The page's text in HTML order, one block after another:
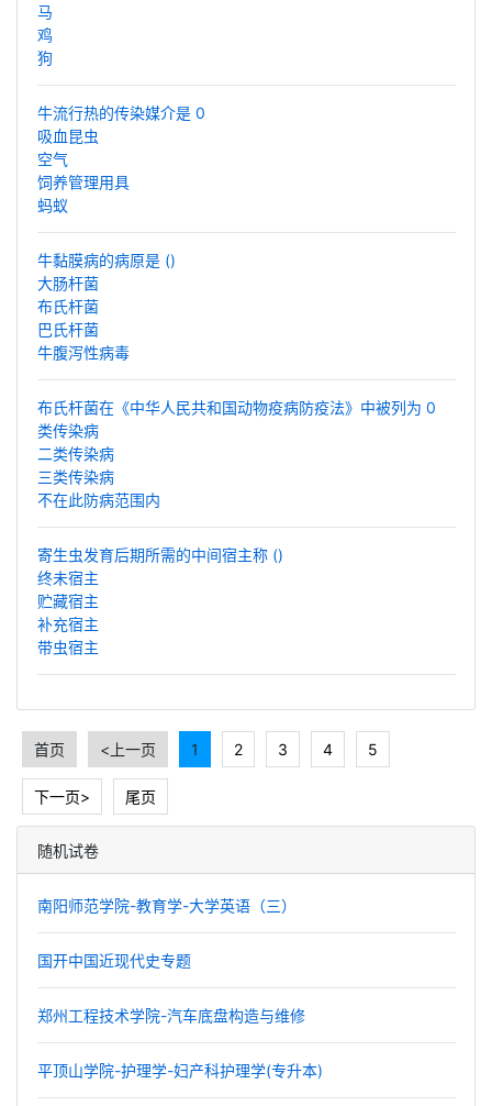
马
鸡
狗
牛流行热的传染媒介是 0
吸血昆虫
空气
饲养管理用具
蚂蚁
牛黏膜病的病原是 ()
大肠杆菌
布氏杆菌
巴氏杆菌
牛腹泻性病毒
布氏杆菌在《中华人民共和国动物疫病防疫法》中被列为 0
类传染病
二类传染病
三类传染病
不在此防病范围内
寄生虫发育后期所需的中间宿主称 ()
终未宿主
贮藏宿主
补充宿主
带虫宿主
首页 <上一页 1 2 3 4 5
下一页> 尾页
随机试卷
南阳师范学院-教育学-大学英语（三）
国开中国近现代史专题
郑州工程技术学院-汽车底盘构造与维修
平顶山学院-护理学-妇产科护理学(专升本)